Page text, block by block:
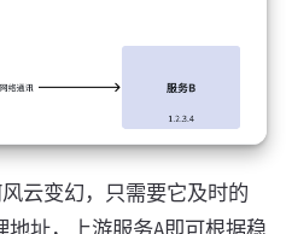
云变幻，只需要它及时的